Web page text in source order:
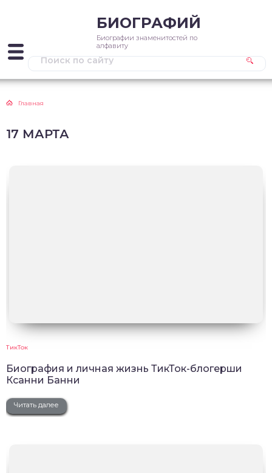
БИОГРАФИЙ
Биографии знаменитостей по
алфавиту
Главная
17 МАРТА
ТикТок
Биография и личная жизнь ТикТок-блогерши
Ксанни Банни
Читать далее